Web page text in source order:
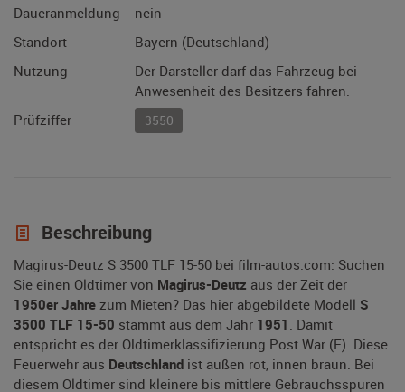
Daueranmeldung
nein
Standort
Bayern (Deutschland)
Nutzung
Der Darsteller darf das Fahrzeug bei
Anwesenheit des Besitzers fahren.
Prüfziffer
3550
Beschreibung
Magirus-Deutz S 3500 TLF 15-50 bei film-autos.com: Suchen
Sie einen Oldtimer von Magirus-Deutz aus der Zeit der
1950er Jahre zum Mieten? Das hier abgebildete Modell S
3500 TLF 15-50 stammt aus dem Jahr 1951 . Damit
entspricht es der Oldtimerklassifizierung Post War (E). Diese
Feuerwehr aus Deutschland ist außen rot, innen braun. Bei
diesem Oldtimer sind kleinere bis mittlere Gebrauchsspuren